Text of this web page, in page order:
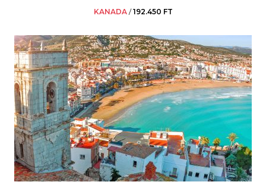
KANADA /192.450 FT